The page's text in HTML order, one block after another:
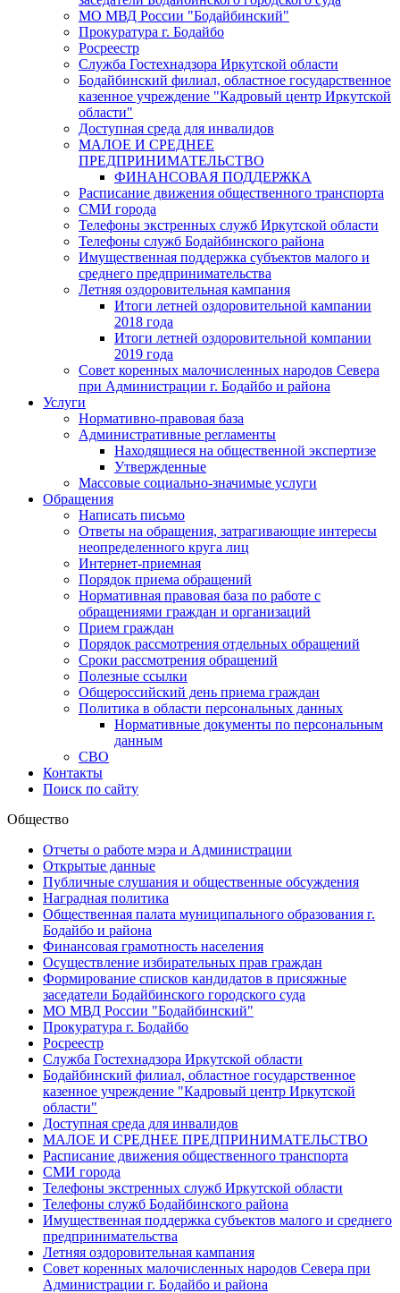
МО МВД России "Бодайбинский"
Прокуратура г. Бодайбо
Росреестр
Служба Гостехнадзора Иркутской области
Бодайбинский филиал, областное государственное
казенное учреждение "Кадровый центр Иркутской
области"
Доступная среда для инвалидов
МАЛОЕ И СРЕДНЕЕ
ПРЕДПРИНИМАТЕЛЬСТВО
ФИНАНСОВАЯ ПОДДЕРЖКА
Расписание движения общественного транспорта
СМИ города
Телефоны экстренных служб Иркутской области
Телефоны служб Бодайбинского района
Имущественная поддержка субъектов малого и
среднего предпринимательства
Летняя оздоровительная кампания
Итоги летней оздоровительной кампании
2018 года
Итоги летней оздоровительной компании
2019 года
Совет коренных малочисленных народов Севера
при Администрации г. Бодайбо и района
Услуги
Нормативно-правовая база
Административные регламенты
Находящиеся на общественной экспертизе
Утвержденные
Массовые социально-значимые услуги
Обращения
Написать письмо
Ответы на обращения, затрагивающие интересы
неопределенного круга лиц
Интернет-приемная
Порядок приема обращений
Нормативная правовая база по работе с
обращениями граждан и организаций
Прием граждан
Порядок рассмотрения отдельных обращений
Сроки рассмотрения обращений
Полезные ссылки
Общероссийский день приема граждан
Политика в области персональных данных
Нормативные документы по персональным
данным
СВО
Контакты
Поиск по сайту
Общество
Отчеты о работе мэра и Администрации
Открытые данные
Публичные слушания и общественные обсуждения
Наградная политика
Общественная палата муниципального образования г.
Бодайбо и района
Финансовая грамотность населения
Осуществление избирательных прав граждан
Формирование списков кандидатов в присяжные
заседатели Бодайбинского городского суда
МО МВД России "Бодайбинский"
Прокуратура г. Бодайбо
Росреестр
Служба Гостехнадзора Иркутской области
Бодайбинский филиал, областное государственное
казенное учреждение "Кадровый центр Иркутской
области"
Доступная среда для инвалидов
МАЛОЕ И СРЕДНЕЕ ПРЕДПРИНИМАТЕЛЬСТВО
Расписание движения общественного транспорта
СМИ города
Телефоны экстренных служб Иркутской области
Телефоны служб Бодайбинского района
Имущественная поддержка субъектов малого и среднего
предпринимательства
Летняя оздоровительная кампания
Совет коренных малочисленных народов Севера при
Администрации г. Бодайбо и района